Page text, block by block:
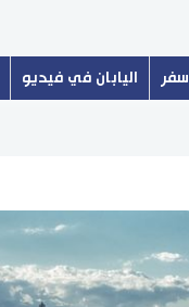
اليابان في فيديو